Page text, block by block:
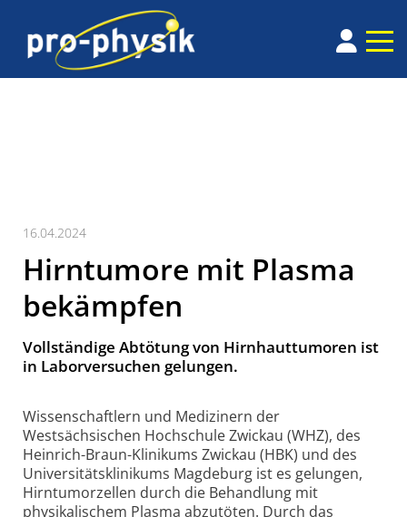
16.04.2024
Hirntumore mit Plasma
bekämpfen
Vollständige Abtötung von Hirnhauttumoren ist
in Laborversuchen gelungen.
Wissenschaftlern und Medizinern der
Westsächsischen Hochschule Zwickau (WHZ), des
Heinrich-Braun-Klinikums Zwickau (HBK) und des
Universitätsklinikums Magdeburg ist es gelungen,
Hirntumorzellen durch die Behandlung mit
physikalischem Plasma abzutöten. Durch das